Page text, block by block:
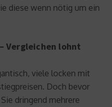
diese wenn nötig um ein
Vergleichen lohnt
viele locken mit
Doch bevor
dringend mehrere